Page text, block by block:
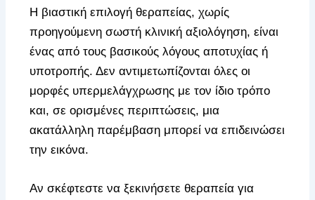
Η βιαστική επιλογή θεραπείας, χωρίς
προηγούμενη σωστή κλινική αξιολόγηση, είναι
ένας από τους βασικούς λόγους αποτυχίας ή
υποτροπής. Δεν αντιμετωπίζονται όλες οι
μορφές υπερμελάγχρωσης με τον ίδιο τρόπο
και, σε ορισμένες περιπτώσεις, μια
ακατάλληλη παρέμβαση μπορεί να επιδεινώσει
την εικόνα.
Αν σκέφτεστε να ξεκινήσετε θεραπεία για